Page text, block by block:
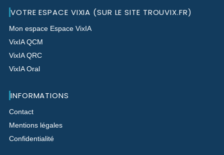
VOTRE ESPACE VIXIA (SUR LE SITE TROUVIX.FR)
Mon espace Espace VixIA
VixIA QCM
VixIA QRC
VixIA Oral
INFORMATIONS
Contact
Mentions légales
Confidentialité